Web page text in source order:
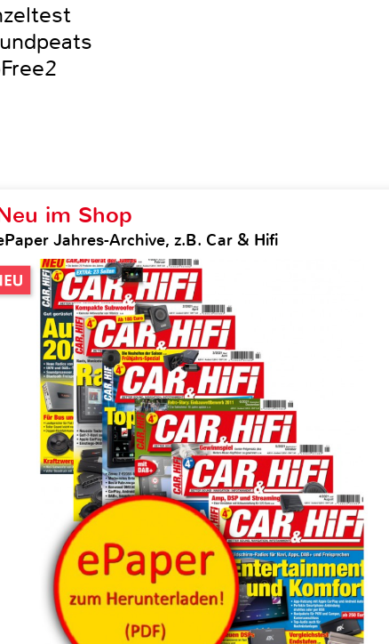
im Shop
Jahres-Archive, z.B. Car & Hifi